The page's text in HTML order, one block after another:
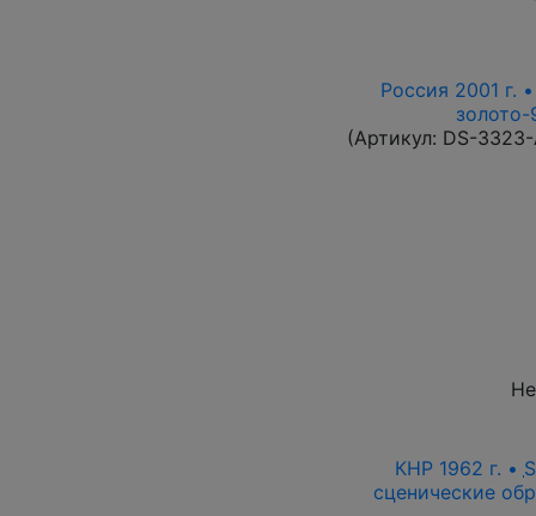
Россия 2001 г.
(Артикул: DS-
КНР 1962 г. •
сценические